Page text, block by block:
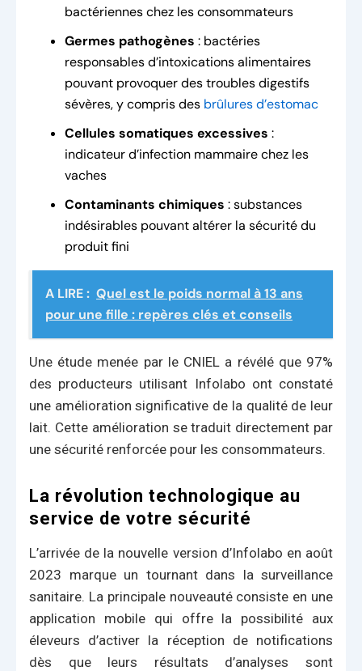
bactériennes chez les consommateurs
Germes pathogènes : bactéries
responsables d’intoxications alimentaires
pouvant provoquer des troubles digestifs
sévères, y compris des brûlures d’estomac
Cellules somatiques excessives :
indicateur d’infection mammaire chez les
vaches
Contaminants chimiques : substances
indésirables pouvant altérer la sécurité du
produit fini
A LIRE : Quel est le poids normal à 13 ans
pour une fille : repères clés et conseils
Une étude menée par le CNIEL a révélé que 97%
des producteurs utilisant Infolabo ont constaté
une amélioration significative de la qualité de leur
lait. Cette amélioration se traduit directement par
une sécurité renforcée pour les consommateurs.
La révolution technologique au
service de votre sécurité
L’arrivée de la nouvelle version d’Infolabo en août
2023 marque un tournant dans la surveillance
sanitaire. La principale nouveauté consiste en une
application mobile qui offre la possibilité aux
éleveurs d’activer la réception de notifications
dès que leurs résultats d’analyses sont